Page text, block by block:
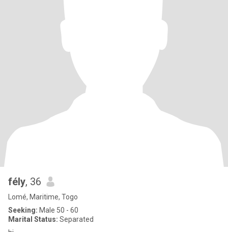
fély, 36
Lomé, Maritime, Togo
Seeking: Male 50 - 60
Marital Status: Separated